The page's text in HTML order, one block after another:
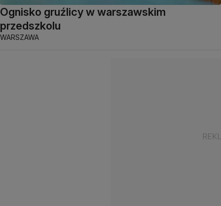
Ognisko gruźlicy w warszawskim
przedszkolu
WARSZAWA